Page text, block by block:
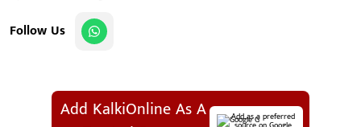
Follow Us
Add KalkiOnline As A
Add as a preferred